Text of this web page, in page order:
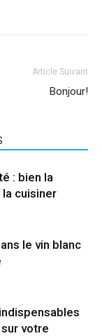
Article Suivant
Bonjour!
: bien la
cuisiner
le vin blanc
votre